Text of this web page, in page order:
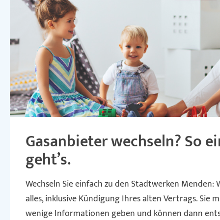
Gasanbieter wechseln? So
geht’s.
Wechseln Sie einfach zu den Stadtwerken Menden:
alles, inklusive Kündigung Ihres alten Vertrags. Sie
wenige Informationen geben und können dann